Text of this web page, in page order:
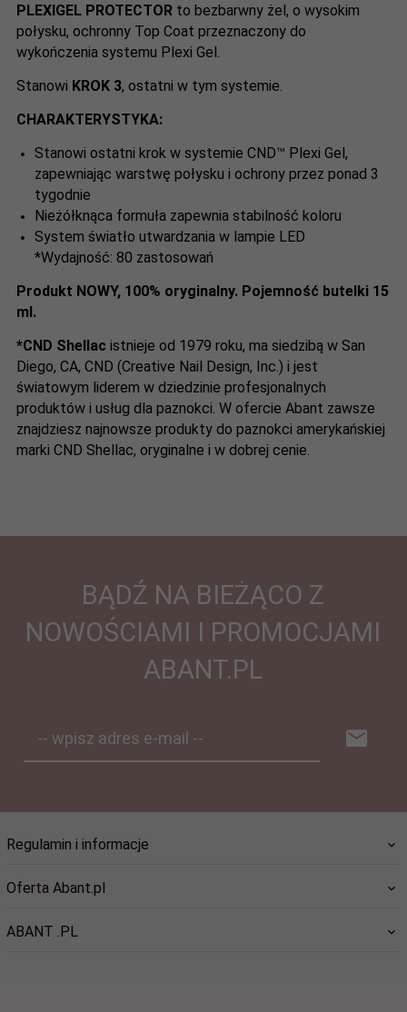
PLEXIGEL PROTECTOR to bezbarwny żel, o wysokim
połysku, ochronny Top Coat przeznaczony do
wykończenia systemu Plexi Gel.
Stanowi KROK 3, ostatni w tym systemie.
CHARAKTERYSTYKA:
Stanowi ostatni krok w systemie CND™ Plexi Gel,
zapewniając warstwę połysku i ochrony przez ponad 3
tygodnie
Nieżółknąca formuła zapewnia stabilność koloru
System światło utwardzania w lampie LED
*Wydajność: 80 zastosowań
Produkt NOWY, 100% oryginalny. Pojemność butelki 15
ml.
*CND Shellac istnieje od 1979 roku, ma siedzibą w San
Diego, CA, CND (Creative Nail Design, Inc.) i jest
światowym liderem w dziedzinie profesjonalnych
produktów i usług dla paznokci. W ofercie Abant zawsze
znajdziesz najnowsze produkty do paznokci amerykańskiej
marki CND Shellac, oryginalne i w dobrej cenie.
BĄDŹ NA BIEŻĄCO Z
NOWOŚCIAMI I PROMOCJAMI
ABANT.PL
-- wpisz adres e-mail --
Regulamin i informacje
Oferta Abant.pl
ABANT .PL